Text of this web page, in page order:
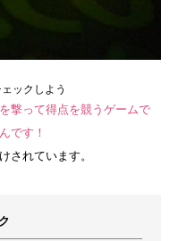
ックしよう
撃って得点を競うゲームで
です！
されています。